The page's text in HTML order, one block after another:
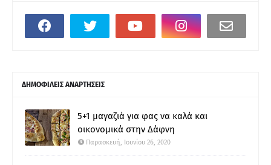
ΔΗΜΟΦΙΛΕΙΣ ΑΝΑΡΤΗΣΕΙΣ
5+1 μαγαζιά για φας να καλά και
οικονομικά στην Δάφνη
Παρασκευή, Ιουνίου 26, 2020